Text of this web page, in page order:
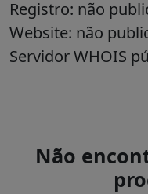
Registro: não
Website: não
Servidor WHOIS
Não